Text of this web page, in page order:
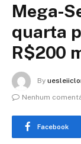
Mega-
quarta
R$200
By
Nenhum
Facebook